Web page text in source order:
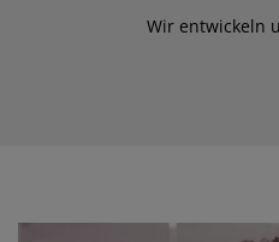
Wir entwickeln